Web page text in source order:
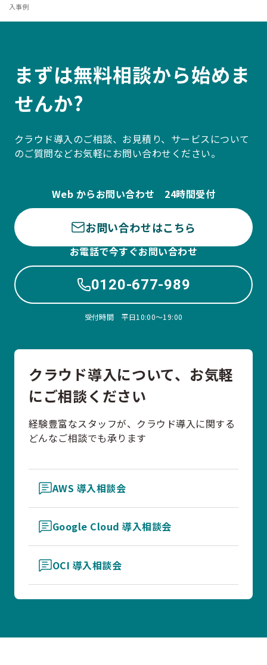
入事例
まずは無料相談から始めま
せんか?
クラウド導入のご相談、お見積り、サービスについて
のご質問などお気軽にお問い合わせください。
Web からお問い合わせ 24時間受付
お問い合わせはこちら
お電話で今すぐお問い合わせ
0120-677-989
受付時間 平日10:00〜19:00
クラウド導入について、お気軽
にご相談ください
経験豊富なスタッフが、クラウド導入に関する
どんなご相談でも承ります
AWS 導入相談会
Google Cloud 導入相談会
OCI 導入相談会